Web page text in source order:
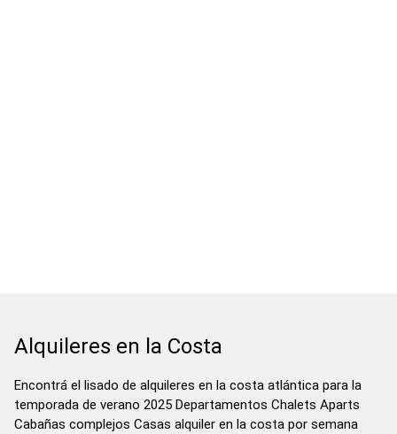
Alquileres en la Costa
Encontrá el lisado de alquileres en la costa atlántica para la
temporada de verano 2025 Departamentos Chalets Aparts
Cabañas complejos Casas alquiler en la costa por semana